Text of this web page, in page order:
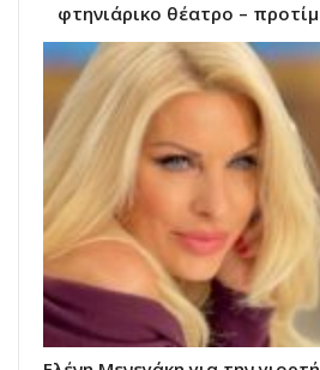
φτηνιάρικο θέατρο –